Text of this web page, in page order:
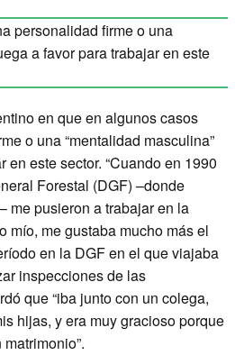
personalidad firme o una
a favor para trabajar en este
en que en algunos casos
o una “mentalidad masculina”
en este sector. “Cuando en 1990
Forestal (DGF) –donde
me pusieron a trabajar en la
mío, me gustaba mucho más el
en la DGF en el que viajaba
inspecciones de las
que “iba junto con un colega,
hijas, y era muy gracioso porque